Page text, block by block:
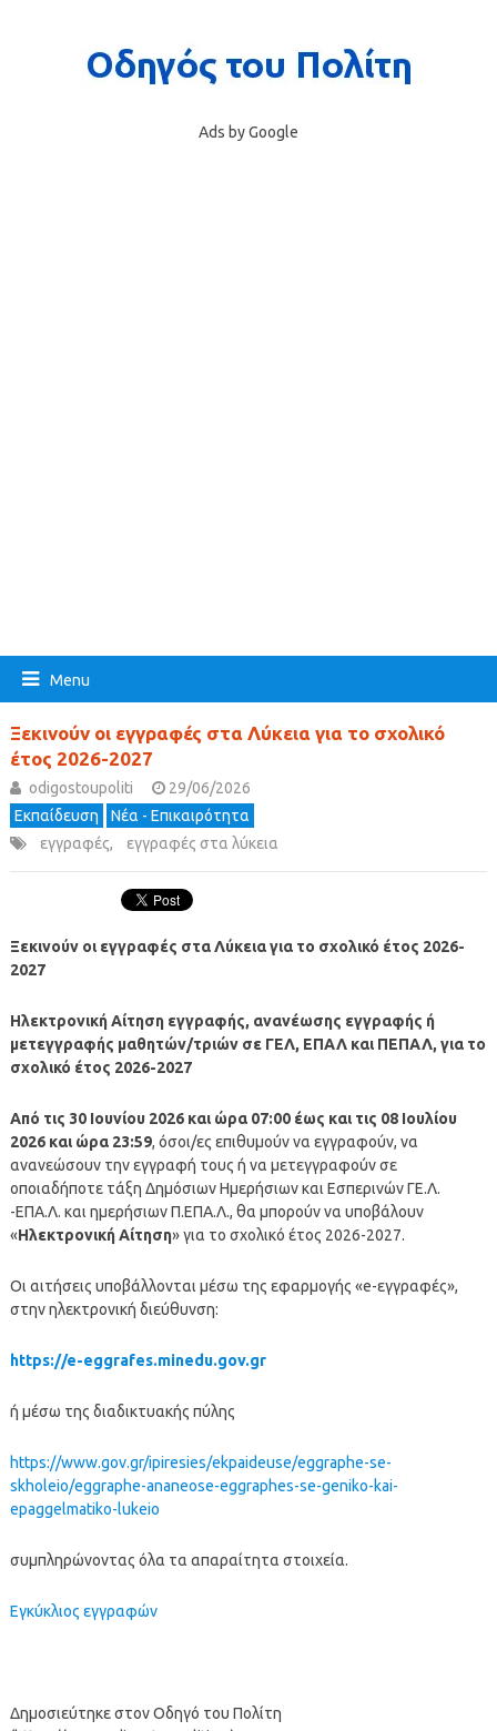
Ads by Google
Menu
Ξεκινούν οι εγγραφές στα Λύκεια για το σχολικό
έτος 2026-2027
odigostoupoliti
29/06/2026
Εκπαίδευση
Νέα - Επικαιρότητα
εγγραφές, εγγραφές στα λύκεια
Ξεκινούν οι εγγραφές στα Λύκεια για το σχολικό έτος 2026-
2027
Ηλεκτρονική Αίτηση εγγραφής, ανανέωσης εγγραφής ή
μετεγγραφής μαθητών/τριών σε ΓΕΛ, ΕΠΑΛ και ΠΕΠΑΛ, για το
σχολικό έτος 2026-2027
Από τις 30 Ιουνίου 2026 και ώρα 07:00 έως και τις 08 Ιουλίου
2026 και ώρα 23:59, όσοι/ες επιθυμούν να εγγραφούν, να
ανανεώσουν την εγγραφή τους ή να μετεγγραφούν σε
οποιαδήποτε τάξη Δημόσιων Ημερήσιων και Εσπερινών ΓΕ.Λ.
-ΕΠΑ.Λ. και ημερήσιων Π.ΕΠΑ.Λ., θα μπορούν να υποβάλουν
«Ηλεκτρονική Αίτηση» για το σχολικό έτος 2026-2027.
Οι αιτήσεις υποβάλλονται μέσω της εφαρμογής «e-εγγραφές»,
στην ηλεκτρονική διεύθυνση:
https://e-eggrafes.minedu.gov.gr
ή μέσω της διαδικτυακής πύλης
https://www.gov.gr/ipiresies/ekpaideuse/eggraphe-se-
skholeio/eggraphe-ananeose-eggraphes-se-geniko-kai-
epaggelmatiko-lukeio
συμπληρώνοντας όλα τα απαραίτητα στοιχεία.
Εγκύκλιος εγγραφών
Δημοσιεύτηκε στον Οδηγό του Πολίτη